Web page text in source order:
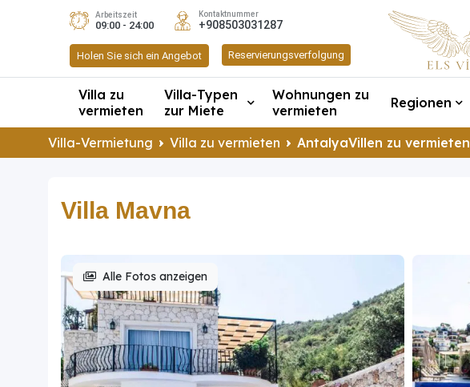
Arbeitszeit
09:00 - 24:00
Kontaktnummer
+908503031287
Holen Sie sich ein Angebot Reservierungsverfolgung
Villa zu
vermieten
Villa-Typen
zur Miete
Wohnungen zu
vermieten
Regionen
Villa-Vermietung Villa zu vermieten AntalyaVillen zu vermieten
Villa Mavna
Alle Fotos anzeigen